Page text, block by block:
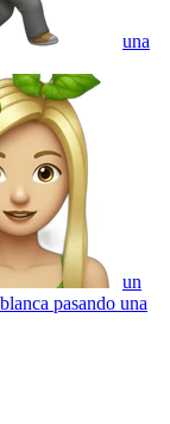
una
un
pasando una